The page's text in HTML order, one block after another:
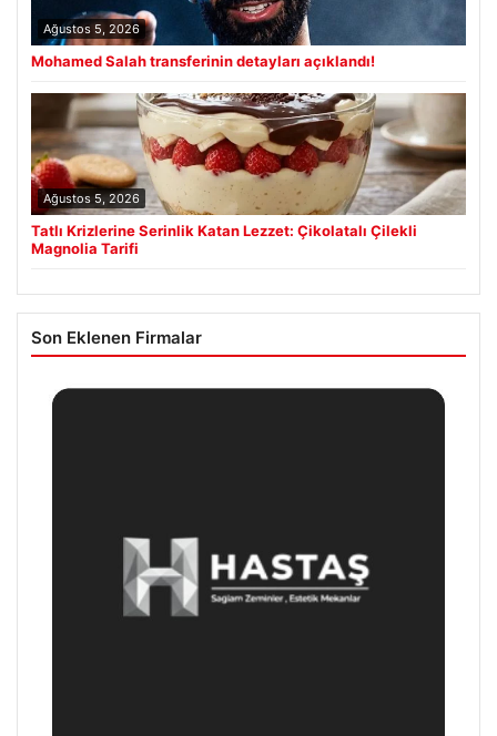
Ağustos 5, 2026
Mohamed Salah transferinin detayları açıklandı!
Ağustos 5, 2026
Tatlı Krizlerine Serinlik Katan Lezzet: Çikolatalı Çilekli
Magnolia Tarifi
Son Eklenen Firmalar